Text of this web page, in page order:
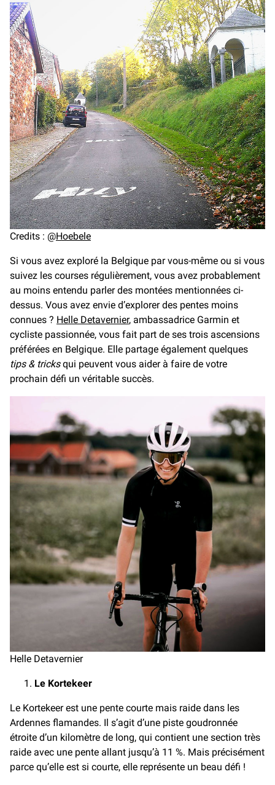
Credits : @Hoebele
Si vous avez exploré la Belgique par vous-même ou si vous
suivez les courses régulièrement, vous avez probablement
au moins entendu parler des montées mentionnées ci-
dessus. Vous avez envie d’explorer des pentes moins
connues ? Helle Detavernier, ambassadrice Garmin et
cycliste passionnée, vous fait part de ses trois ascensions
préférées en Belgique. Elle partage également quelques
tips & tricksqui peuvent vous aider à faire de votre
prochain défi un véritable succès.
Helle Detavernier
Le Kortekeer
Le Kortekeer est une pente courte mais raide dans les
Ardennes flamandes. Il s’agit d’une piste goudronnée
étroite d’un kilomètre de long, qui contient une section très
raide avec une pente allant jusqu’à 11 %. Mais précisément
parce qu’elle est si courte, elle représente un beau défi !